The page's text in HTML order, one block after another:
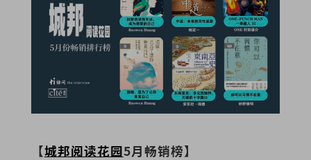
【城邦阅读花园5月畅销榜】